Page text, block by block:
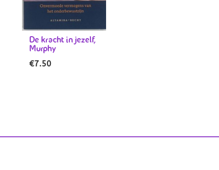
De kracht in jezelf,
Murphy
€7.50